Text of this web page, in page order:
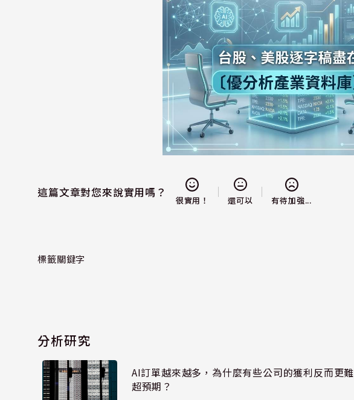
這篇文章對您來說實用嗎？
很實用！ 還可以 有待加強...
標籤關鍵字
分析研究
AI訂單越來越多，為什麼有些公司的獲利反而更難
超預期？